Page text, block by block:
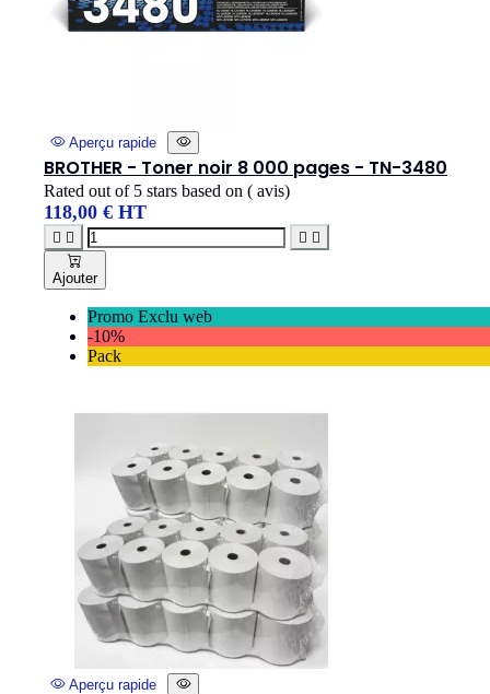
Aperçu rapide
BROTHER - Toner noir 8 000 pages - TN-3480
Rated out of 5 stars based on ( avis)
118,00 € HT
   
Ajouter
Promo Exclu web
-10%
Pack
Aperçu rapide